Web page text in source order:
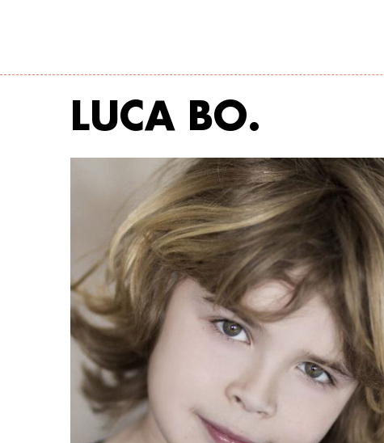
LUCA BO.